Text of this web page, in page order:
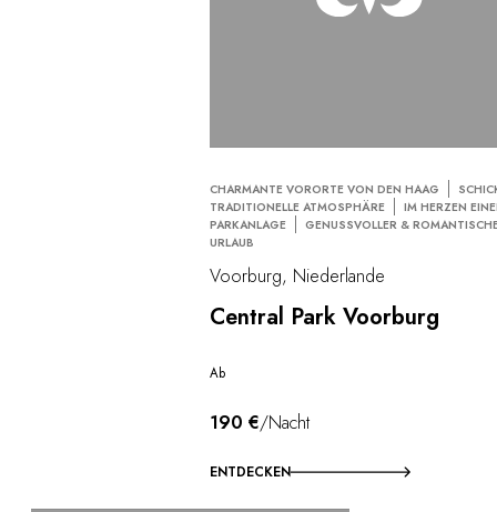
CHARMANTE VORORTE VON DEN HAAG
TRADITIONELLE ATMOSPHÄRE
IM HERZEN
PARKANLAGE
GENUSSVOLLER &
URLAUB
Voorburg, Niederlande
Central Park Voorburg
Ab
190 €/Nacht
ENTDECKEN